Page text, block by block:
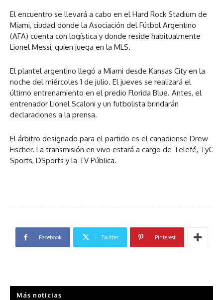
El encuentro se llevará a cabo en el Hard Rock Stadium de
Miami, ciudad donde la Asociación del Fútbol Argentino
(AFA) cuenta con logística y donde reside habitualmente
Lionel Messi, quien juega en la MLS.
El plantel argentino llegó a Miami desde Kansas City en la
noche del miércoles 1 de julio. El jueves se realizará el
último entrenamiento en el predio Florida Blue. Antes, el
entrenador Lionel Scaloni y un futbolista brindarán
declaraciones a la prensa.
El árbitro designado para el partido es el canadiense Drew
Fischer. La transmisión en vivo estará a cargo de Telefé, TyC
Sports, DSports y la TV Pública.
Facebook Twitter Pinterest
Más noticias